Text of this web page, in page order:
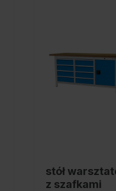
stół
z szafkami